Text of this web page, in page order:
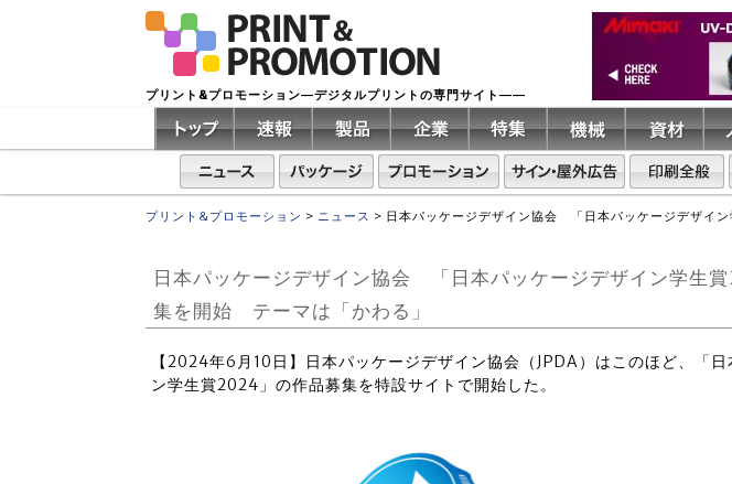
プリント&プロモーション―デジタルプリントの専門サイト――
プリント&プロモーション > ニュース > 日本パッケージデザイン協会 「日本パッケージデザイ
日本パッケージデザイン協会 「日本パッケージデザイン学生
集を開始 テーマは「かわる」
【2024年6月10日】日本パッケージデザイン協会（JPDA）はこのほど、「
ン学生賞2024」の作品募集を特設サイトで開始した。